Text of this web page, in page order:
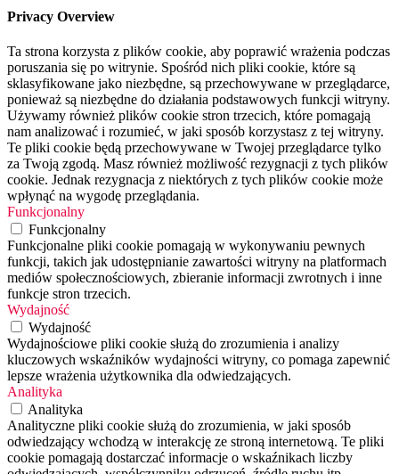
Privacy Overview
Ta strona korzysta z plików cookie, aby poprawić wrażenia podczas
poruszania się po witrynie. Spośród nich pliki cookie, które są
sklasyfikowane jako niezbędne, są przechowywane w przeglądarce,
ponieważ są niezbędne do działania podstawowych funkcji witryny.
Używamy również plików cookie stron trzecich, które pomagają
nam analizować i rozumieć, w jaki sposób korzystasz z tej witryny.
Te pliki cookie będą przechowywane w Twojej przeglądarce tylko
za Twoją zgodą. Masz również możliwość rezygnacji z tych plików
cookie. Jednak rezygnacja z niektórych z tych plików cookie może
wpłynąć na wygodę przeglądania.
Funkcjonalny
Funkcjonalny
Funkcjonalne pliki cookie pomagają w wykonywaniu pewnych
funkcji, takich jak udostępnianie zawartości witryny na platformach
mediów społecznościowych, zbieranie informacji zwrotnych i inne
funkcje stron trzecich.
Wydajność
Wydajność
Wydajnościowe pliki cookie służą do zrozumienia i analizy
kluczowych wskaźników wydajności witryny, co pomaga zapewnić
lepsze wrażenia użytkownika dla odwiedzających.
Analityka
Analityka
Analityczne pliki cookie służą do zrozumienia, w jaki sposób
odwiedzający wchodzą w interakcję ze stroną internetową. Te pliki
cookie pomagają dostarczać informacje o wskaźnikach liczby